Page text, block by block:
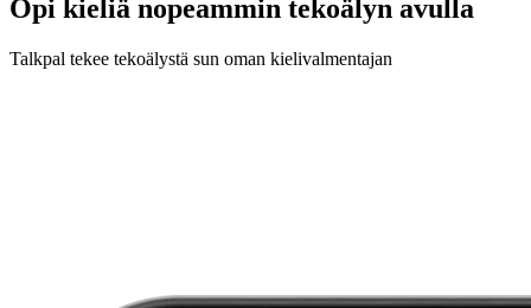
Opi kieliä nopeammin tekoälyn avulla
Talkpal tekee tekoälystä sun oman kielivalmentajan